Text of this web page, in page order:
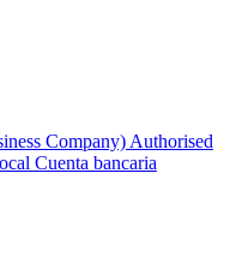
Company) Authorised
Cuenta bancaria